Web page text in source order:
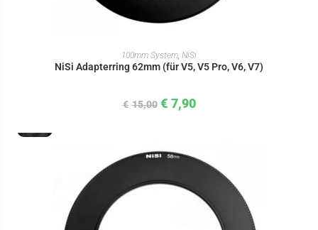
IN DEN WARENKORB
100mm System, NiSi
NiSi Adapterring 62mm (für V5, V5 Pro, V6, V7)
€ 15,00 € 7,90